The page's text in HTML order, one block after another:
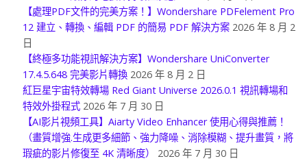
【處理PDF文件的完美方案！】Wondershare PDFelement Pro
12 建立、轉換、編輯 PDF 的簡易 PDF 解決方案 2026 年 8 月 2
日
【終極多功能視訊解決方案】Wondershare UniConverter
17.4.5.648 完美影片轉換 2026 年 8 月 2 日
紅巨星宇宙特效轉場 Red Giant Universe 2026.0.1 視訊轉場和
特效外掛程式 2026 年 7 月 30 日
【AI影片視頻工具】Aiarty Video Enhancer 使用心得與推薦！
（畫質增強.生成更多細節、強力降噪、消除模糊、提升畫質，將
瑕疵的影片修復至 4K 清晰度）
2026 年 7 月 30 日